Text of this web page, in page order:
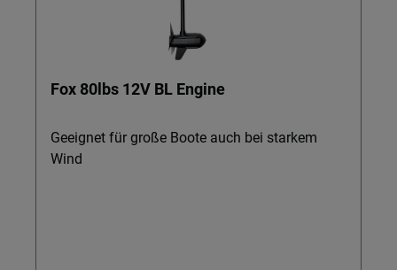
Fox 80lbs 12V BL Engine
Geeignet für große Boote auch bei starkem
Wind